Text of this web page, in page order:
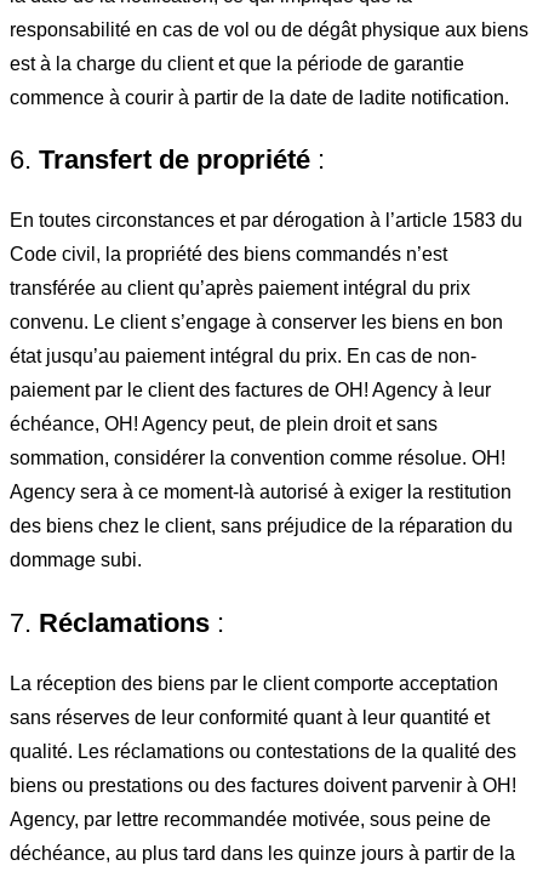
responsabilité en cas de vol ou de dégât physique aux biens
est à la charge du client et que la période de garantie
commence à courir à partir de la date de ladite notification.
6. Transfert de propriété :
En toutes circonstances et par dérogation à l’article 1583 du
Code civil, la propriété des biens commandés n’est
transférée au client qu’après paiement intégral du prix
convenu. Le client s’engage à conserver les biens en bon
état jusqu’au paiement intégral du prix. En cas de non-
paiement par le client des factures de OH! Agency à leur
échéance, OH! Agency peut, de plein droit et sans
sommation, considérer la convention comme résolue. OH!
Agency sera à ce moment-là autorisé à exiger la restitution
des biens chez le client, sans préjudice de la réparation du
dommage subi.
7. Réclamations :
La réception des biens par le client comporte acceptation
sans réserves de leur conformité quant à leur quantité et
qualité. Les réclamations ou contestations de la qualité des
biens ou prestations ou des factures doivent parvenir à OH!
Agency, par lettre recommandée motivée, sous peine de
déchéance, au plus tard dans les quinze jours à partir de la